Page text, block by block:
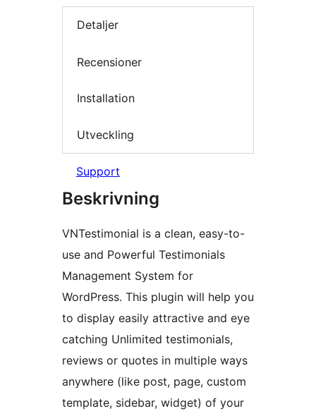
Detaljer
Recensioner
Installation
Utveckling
Support
Beskrivning
VNTestimonial is a clean, easy-to-
use and Powerful Testimonials
Management System for
WordPress. This plugin will help you
to display easily attractive and eye
catching Unlimited testimonials,
reviews or quotes in multiple ways
anywhere (like post, page, custom
template, sidebar, widget) of your